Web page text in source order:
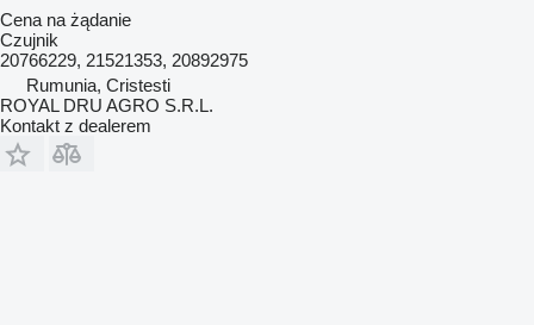
Cena na żądanie
Czujnik
20766229, 21521353, 20892975
Rumunia, Cristesti
ROYAL DRU AGRO S.R.L.
Kontakt z dealerem